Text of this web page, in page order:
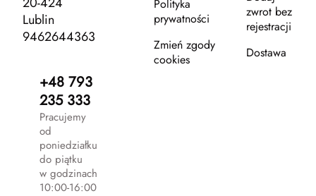
Lublin
9462644363
+48 793
235 333
Pracujemy
od
poniedziałku
do piątku
w godzinach
10:00-16:00
Polityka
prywatności
Zmień zgody
cookies
zwrot bez
rejestracji
Dostawa